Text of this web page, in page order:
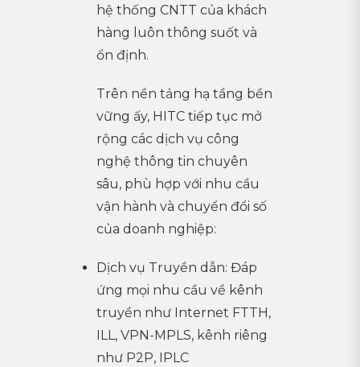
hệ thống CNTT của khách
hàng luôn thông suốt và
ổn định.
Trên nền tảng hạ tầng bền
vững ấy, HITC tiếp tục mở
rộng các dịch vụ công
nghệ thông tin chuyên
sâu, phù hợp với nhu cầu
vận hành và chuyển đổi số
của doanh nghiệp:
Dịch vụ Truyền dẫn: Đáp
ứng mọi nhu cầu về kênh
truyền như Internet FTTH,
ILL, VPN-MPLS, kênh riêng
như P2P, IPLC